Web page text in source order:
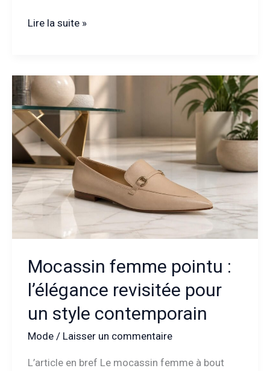
Mini
:
l’accessoire
pratique
qui
révolutionne
le
style
masculin
Lire la suite »
Mocassin femme pointu :
l’élégance revisitée pour
un style contemporain
Mode/ Laisser un commentaire
L’article en bref Le mocassin femme à bout